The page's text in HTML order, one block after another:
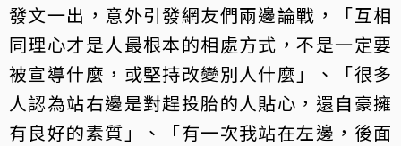
發文一出，意外引發網友們兩邊論戰，「互相
同理心才是人最根本的相處方式，不是一定要
被宣導什麼，或堅持改變別人什麼」、「很多
人認為站右邊是對趕投胎的人貼心，還自豪擁
有良好的素質」、「有一次我站在左邊，後面